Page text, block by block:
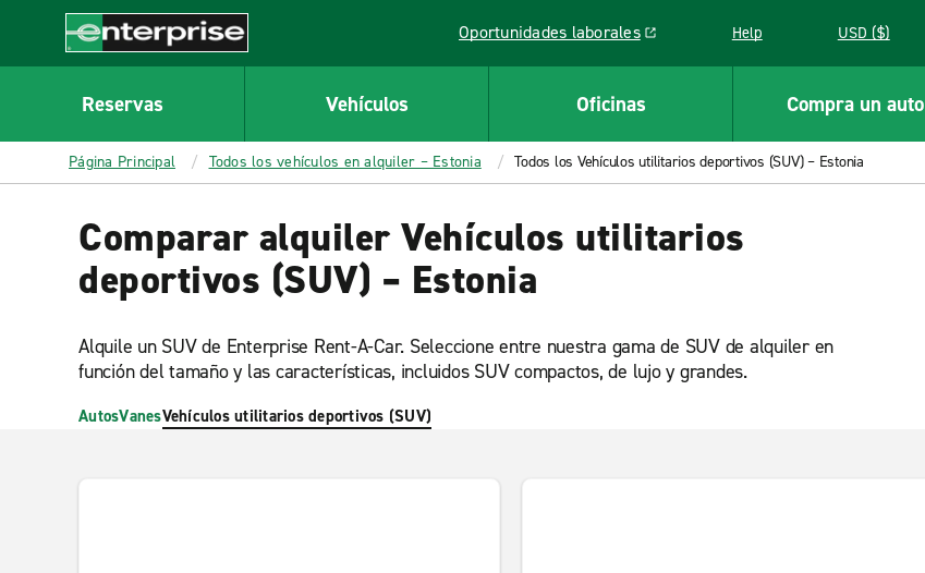
CONTENT
Enterprise
Oportunidades laborales
Link opens in a new window Help USD ($)
Reservas Vehículos Oficinas Compra un auto
Página Principal Todos los vehículos en alquiler – Estonia Todos los Vehículos utilitarios deportivos (SUV) – Estonia
Comparar alquiler Vehículos utilitarios
deportivos (SUV) – Estonia
Alquile un SUV de Enterprise Rent-A-Car. Seleccione entre nuestra gama de SUV de alquiler en
función del tamaño y las características, incluidos SUV compactos, de lujo y grandes.
AutosVanesVehículos utilitarios deportivos (SUV)